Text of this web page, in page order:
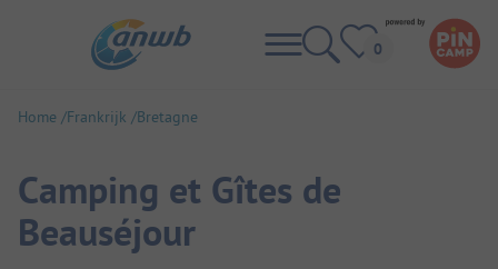
Home Frankrijk Bretagne
Camping et Gîtes de
Beauséjour